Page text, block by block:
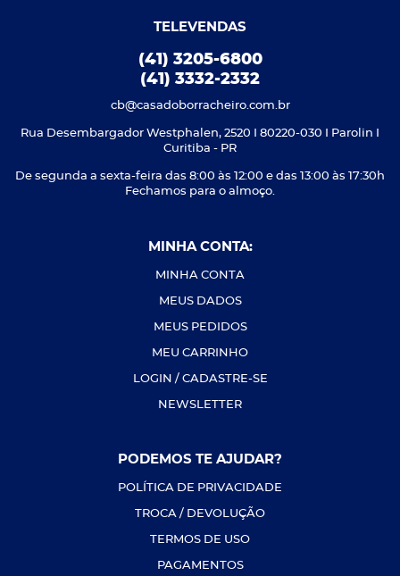
TELEVENDAS
(41) 3205-6800
(41) 3332-2332
cb@casadoborracheiro.com.br
Rua Desembargador Westphalen, 2520 I 80220-030 I Parolin I
Curitiba - PR
De segunda a sexta-feira das 8:00 às 12:00 e das 13:00 às 17:30h
Fechamos para o almoço.
MINHA CONTA:
MINHA CONTA
MEUS DADOS
MEUS PEDIDOS
MEU CARRINHO
LOGIN / CADASTRE-SE
NEWSLETTER
PODEMOS TE AJUDAR?
POLÍTICA DE PRIVACIDADE
TROCA / DEVOLUÇÃO
TERMOS DE USO
PAGAMENTOS